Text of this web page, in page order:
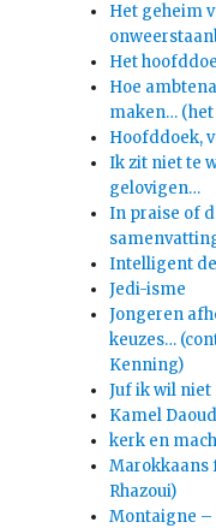
Het geheim
Het
Hoe
maken… (het
Hoofddoek,
Ik zit niet te
gelovigen…
In praise of
Intelligent
Jedi-isme
Jongeren
keuzes…
Kenning)
Juf ik wil
Kamel Daoud
kerk en
Marokkaans
Rhazoui)
Montaigne –